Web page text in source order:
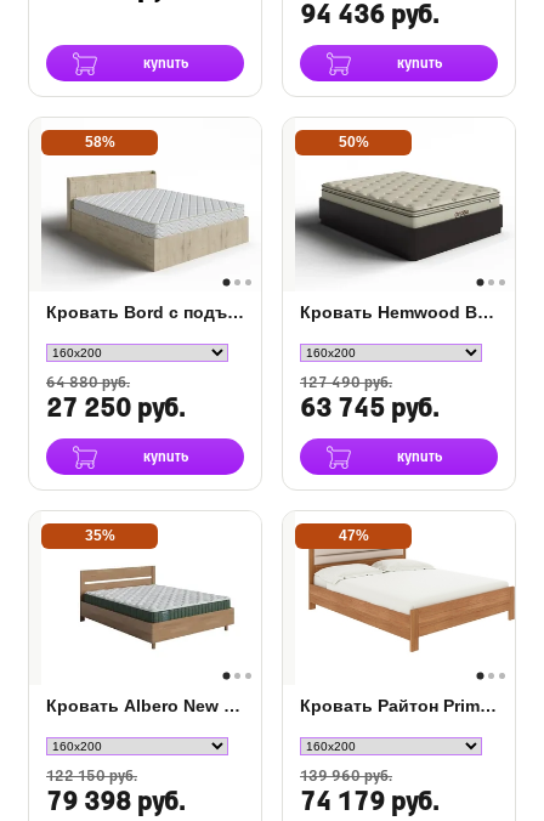
купить
94 436 руб.
купить
58%
Кровать Bord с подъемным механизмом
64 880 руб.
27 250 руб.
купить
50%
Кровать Hemwood Base для основания с подъемным механизмом
127 490 руб.
63 745 руб.
купить
35%
Кровать Albero New с подъемным механизмом
122 150 руб.
79 398 руб.
47%
Кровать Райтон Prima с ПМ
139 960 руб.
74 179 руб.